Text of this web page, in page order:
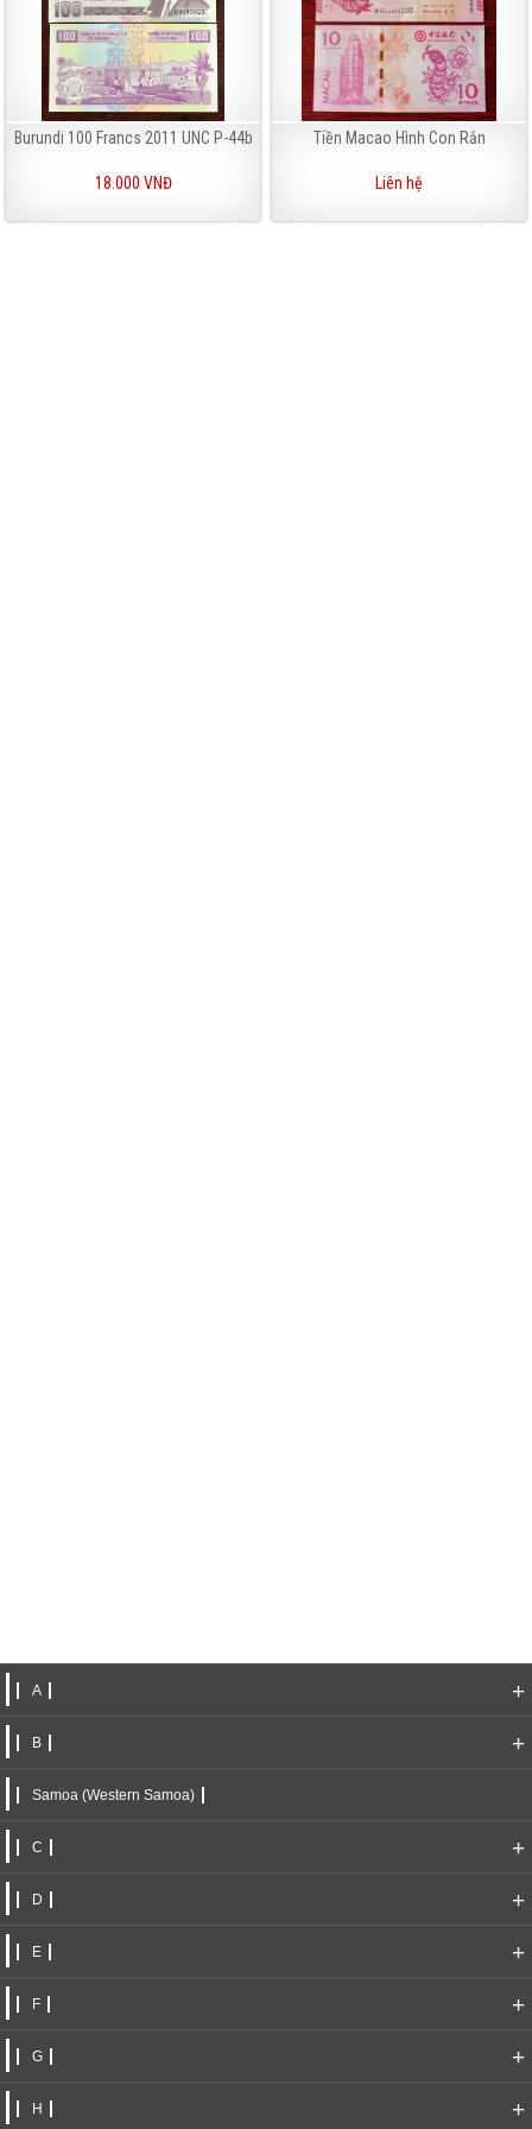
Burundi 100 Francs 2011 UNC P-44b
18.000 VNĐ
Tiền Macao Hình Con Rắn
Liên hệ
A +
B +
Samoa (Western Samoa)
C +
D +
E +
F +
G +
H +